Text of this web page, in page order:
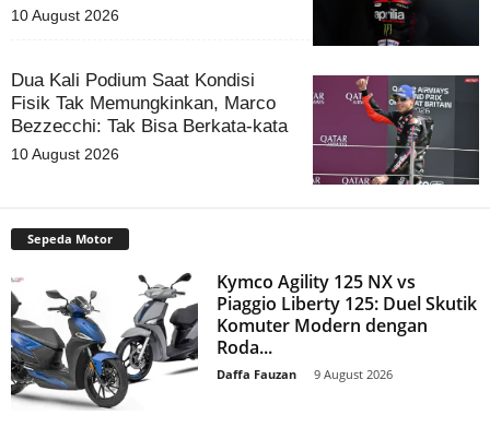
10 August 2026
Dua Kali Podium Saat Kondisi
Fisik Tak Memungkinkan, Marco
Bezzecchi: Tak Bisa Berkata-kata
10 August 2026
Sepeda Motor
Kymco Agility 125 NX vs
Piaggio Liberty 125: Duel Skutik
Komuter Modern dengan
Roda...
Daffa Fauzan 9 August 2026